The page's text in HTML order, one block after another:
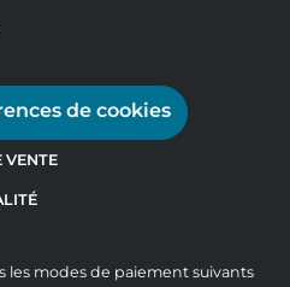
de cookies
VENTE
les modes de paiement suivants